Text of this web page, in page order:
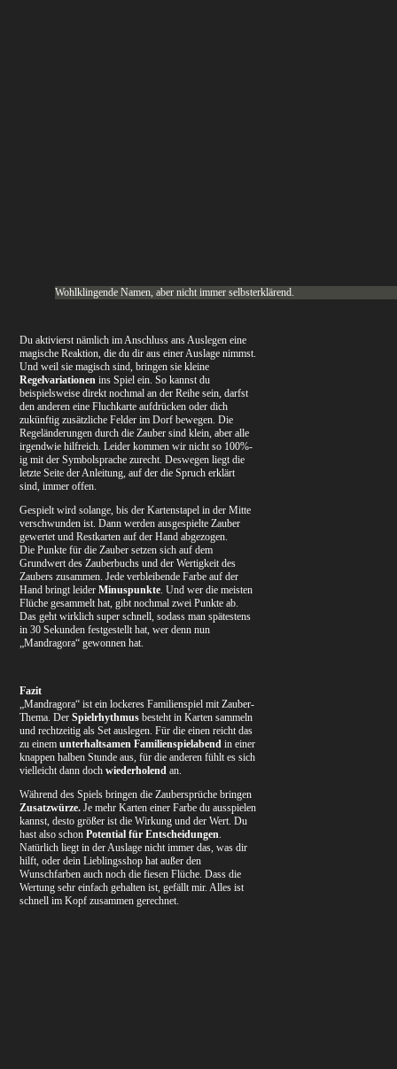
Wohlklingende Namen, aber nicht immer selbsterklärend.
Du aktivierst nämlich im Anschluss ans Auslegen eine
magische Reaktion, die du dir aus einer Auslage nimmst.
Und weil sie magisch sind, bringen sie kleine
Regelvariationen ins Spiel ein. So kannst du
beispielsweise direkt nochmal an der Reihe sein, darfst
den anderen eine Fluchkarte aufdrücken oder dich
zukünftig zusätzliche Felder im Dorf bewegen. Die
Regeländerungen durch die Zauber sind klein, aber alle
irgendwie hilfreich. Leider kommen wir nicht so 100%-
ig mit der Symbolsprache zurecht. Deswegen liegt die
letzte Seite der Anleitung, auf der die Spruch erklärt
sind, immer offen.
Gespielt wird solange, bis der Kartenstapel in der Mitte
verschwunden ist. Dann werden ausgespielte Zauber
gewertet und Restkarten auf der Hand abgezogen.
Die Punkte für die Zauber setzen sich auf dem
Grundwert des Zauberbuchs und der Wertigkeit des
Zaubers zusammen. Jede verbleibende Farbe auf der
Hand bringt leiderMinuspunkte. Und wer die meisten
Flüche gesammelt hat, gibt nochmal zwei Punkte ab.
Das geht wirklich super schnell, sodass man spätestens
in 30 Sekunden festgestellt hat, wer denn nun
„Mandragora“ gewonnen hat.
Fazit
„Mandragora“ ist ein lockeres Familienspiel mit Zauber-
Thema. DerSpielrhythmus besteht in Karten sammeln
und rechtzeitig als Set auslegen. Für die einen reicht das
zu einemunterhaltsamen Familienspielabend in einer
knappen halben Stunde aus, für die anderen fühlt es sich
vielleicht dann dochwiederholend an.
Während des Spiels bringen die Zaubersprüche bringen
Zusatzwürze. Je mehr Karten einer Farbe du ausspielen
kannst, desto größer ist die Wirkung und der Wert. Du
hast also schonPotential für Entscheidungen.
Natürlich liegt in der Auslage nicht immer das, was dir
hilft, oder dein Lieblingsshop hat außer den
Wunschfarben auch noch die fiesen Flüche. Dass die
Wertung sehr einfach gehalten ist, gefällt mir. Alles ist
schnell im Kopf zusammen gerechnet.